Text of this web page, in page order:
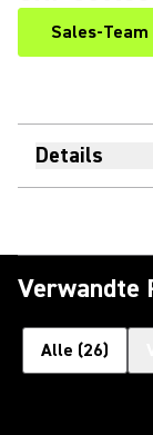
Sales-
Details
Verwandte
Alle (26)